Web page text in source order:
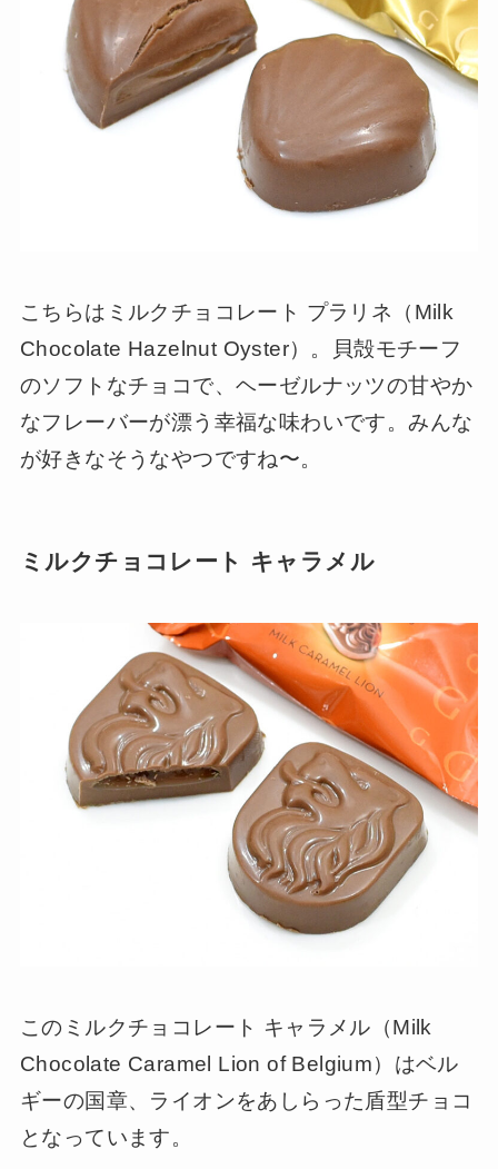
こちらはミルクチョコレート プラリネ（Milk
Chocolate Hazelnut Oyster）。貝殻モチーフ
のソフトなチョコで、ヘーゼルナッツの甘やか
なフレーバーが漂う幸福な味わいです。みんな
が好きなそうなやつですね〜。
ミルクチョコレート キャラメル
このミルクチョコレート キャラメル（Milk
Chocolate Caramel Lion of Belgium）はベル
ギーの国章、ライオンをあしらった盾型チョコ
となっています。